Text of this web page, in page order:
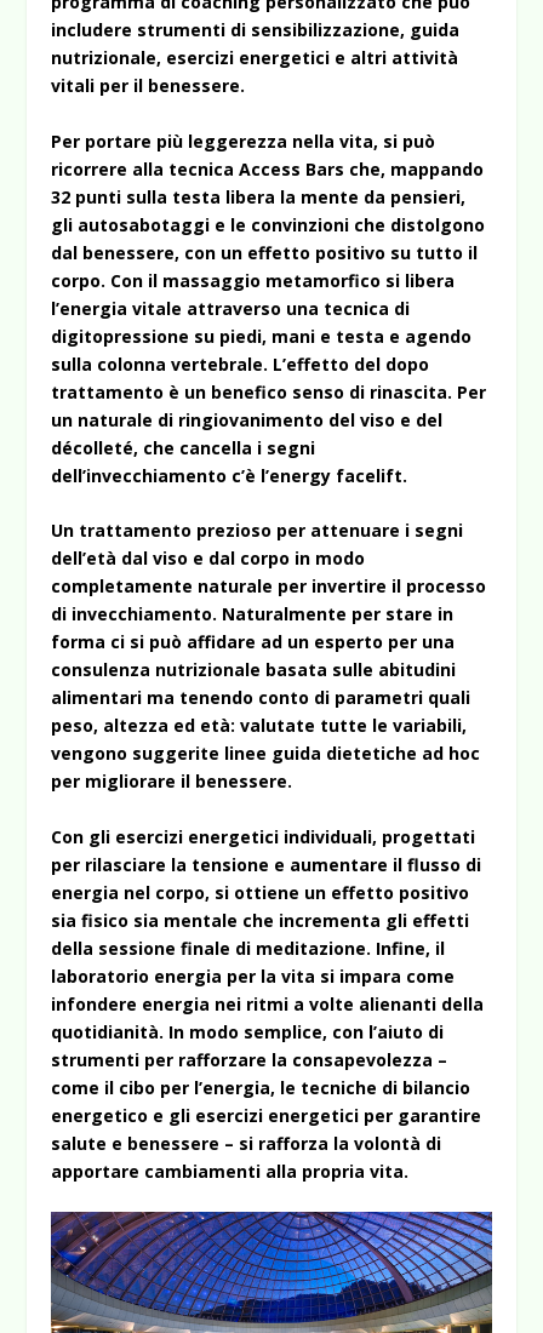
includere strumenti di sensibilizzazione, guida
nutrizionale, esercizi energetici e altri attività
vitali per il benessere.
Per portare più leggerezza nella vita, si può
ricorrere alla tecnica Access Bars che, mappando
32 punti sulla testa libera la mente da pensieri,
gli autosabotaggi e le convinzioni che distolgono
dal benessere, con un effetto positivo su tutto il
corpo. Con il massaggio metamorfico si libera
l’energia vitale attraverso una tecnica di
digitopressione su piedi, mani e testa e agendo
sulla colonna vertebrale. L’effetto del dopo
trattamento è un benefico senso di rinascita. Per
un naturale di ringiovanimento del viso e del
décolleté, che cancella i segni
dell’invecchiamento c’è l’energy facelift.
Un trattamento prezioso per attenuare i segni
dell’età dal viso e dal corpo in modo
completamente naturale per invertire il processo
di invecchiamento. Naturalmente per stare in
forma ci si può affidare ad un esperto per una
consulenza nutrizionale basata sulle abitudini
alimentari ma tenendo conto di parametri quali
peso, altezza ed età: valutate tutte le variabili,
vengono suggerite linee guida dietetiche ad hoc
per migliorare il benessere.
Con gli esercizi energetici individuali, progettati
per rilasciare la tensione e aumentare il flusso di
energia nel corpo, si ottiene un effetto positivo
sia fisico sia mentale che incrementa gli effetti
della sessione finale di meditazione. Infine, il
laboratorio energia per la vita si impara come
infondere energia nei ritmi a volte alienanti della
quotidianità. In modo semplice, con l’aiuto di
strumenti per rafforzare la consapevolezza –
come il cibo per l’energia, le tecniche di bilancio
energetico e gli esercizi energetici per garantire
salute e benessere – si rafforza la volontà di
apportare cambiamenti alla propria vita.